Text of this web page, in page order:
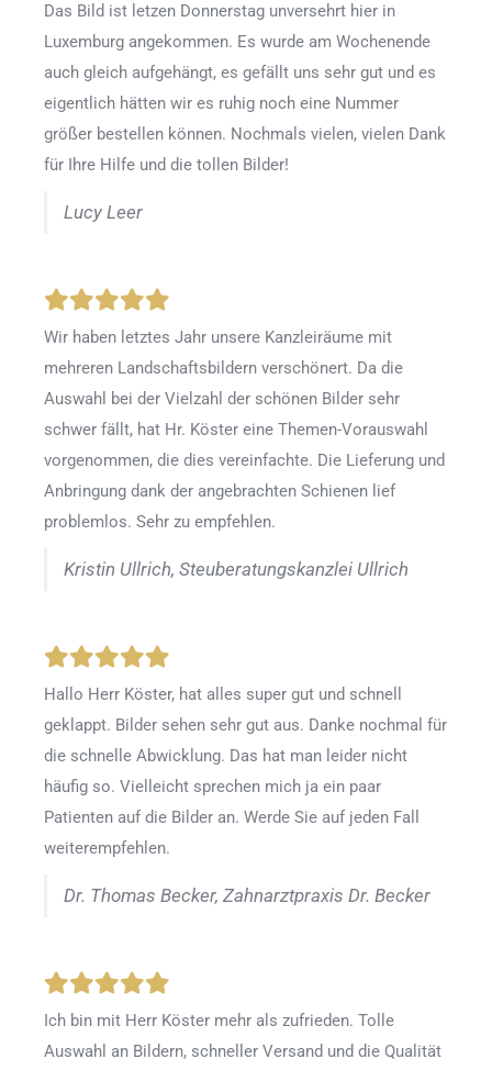
Das Bild ist letzen Donnerstag unversehrt hier in
Luxemburg angekommen. Es wurde am Wochenende
auch gleich aufgehängt, es gefällt uns sehr gut und es
eigentlich hätten wir es ruhig noch eine Nummer
größer bestellen können. Nochmals vielen, vielen Dank
für Ihre Hilfe und die tollen Bilder!
Lucy Leer
Wir haben letztes Jahr unsere Kanzleiräume mit
mehreren Landschaftsbildern verschönert. Da die
Auswahl bei der Vielzahl der schönen Bilder sehr
schwer fällt, hat Hr. Köster eine Themen-Vorauswahl
vorgenommen, die dies vereinfachte. Die Lieferung und
Anbringung dank der angebrachten Schienen lief
problemlos. Sehr zu empfehlen.
Kristin Ullrich, Steuberatungskanzlei Ullrich
Hallo Herr Köster, hat alles super gut und schnell
geklappt. Bilder sehen sehr gut aus. Danke nochmal für
die schnelle Abwicklung. Das hat man leider nicht
häufig so. Vielleicht sprechen mich ja ein paar
Patienten auf die Bilder an. Werde Sie auf jeden Fall
weiterempfehlen.
Dr. Thomas Becker, Zahnarztpraxis Dr. Becker
Ich bin mit Herr Köster mehr als zufrieden. Tolle
Auswahl an Bildern, schneller Versand und die Qualität